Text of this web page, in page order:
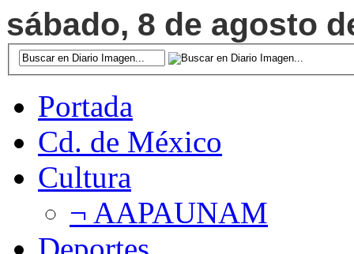
sábado, 8 de agosto
Portada
Cd. de México
Cultura
¬ AAPAUNAM